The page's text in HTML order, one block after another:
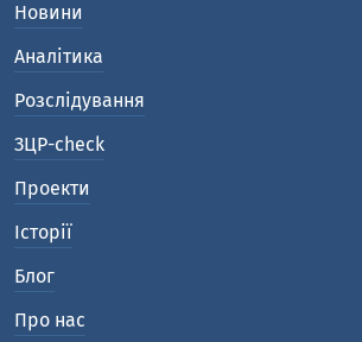
Новини
Аналітика
Розслідування
ЗЦР-check
Проекти
Історії
Блог
Про нас